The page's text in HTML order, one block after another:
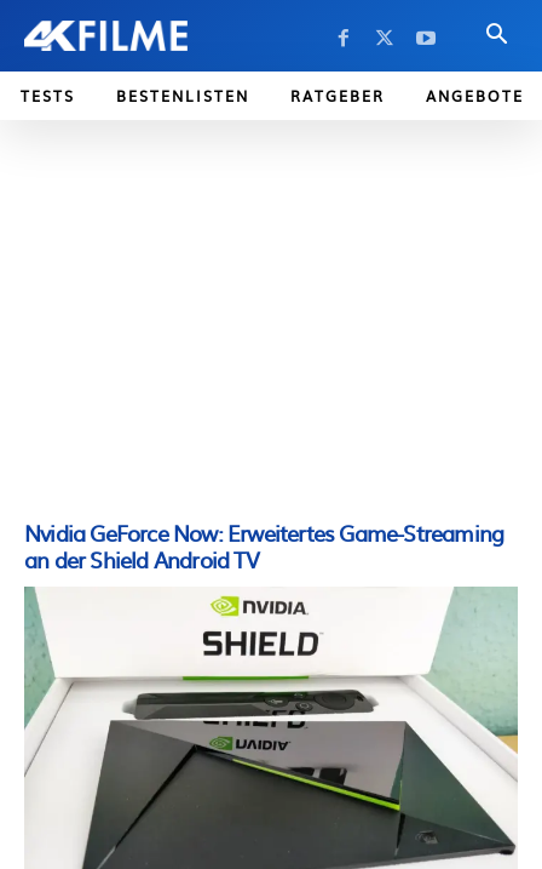
TESTS BESTENLISTEN RATGEBER ANGEBOTE
Nvidia GeForce Now: Erweitertes Game-Streaming
an der Shield Android TV